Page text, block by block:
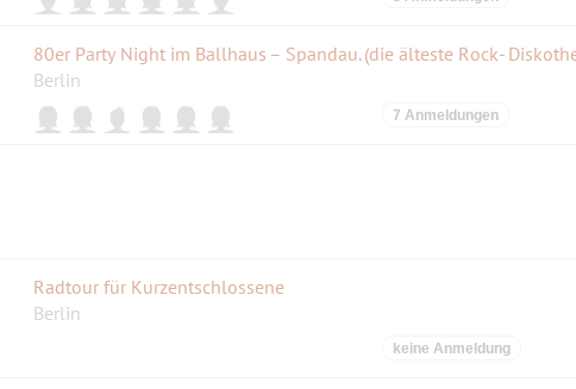
Berlin
7 Anmeldungen
Radtour für Kurzentschlossene
Berlin
keine Anmeldung